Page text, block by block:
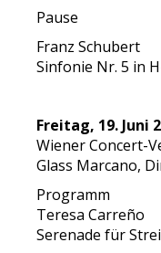
Pause
Franz Schubert
Sinfonie Nr. 5 in
Freitag, 19. Juni
Wiener Concert-
Glass Marcano,
Programm
Teresa Carreño
Serenade für